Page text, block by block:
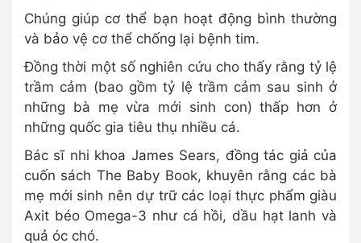
Chúng giúp cơ thể bạn hoạt động bình thường
và bảo vệ cơ thể chống lại bệnh tim.
Đồng thời một số nghiên cứu cho thấy rằng tỷ lệ
trầm cảm (bao gồm tỷ lệ trầm cảm sau sinh ở
những bà mẹ vừa mới sinh con) thấp hơn ở
những quốc gia tiêu thụ nhiều cá.
Bác sĩ nhi khoa James Sears, đồng tác giả của
cuốn sách The Baby Book, khuyên rằng các bà
mẹ mới sinh nên dự trữ các loại thực phẩm giàu
Axit béo Omega-3 như cá hồi, dầu hạt lanh và
quả óc chó.